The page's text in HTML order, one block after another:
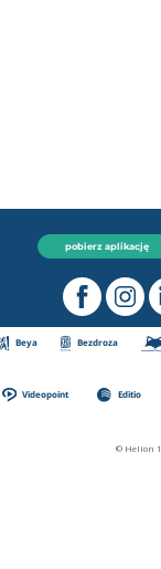
pobierz aplikację
Beya Bezdroza
Videopoint Editio
© Helion